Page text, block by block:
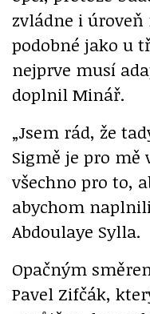
zvládne i úroveň
podobné jako u
nejprve musí
doplnil Minář.
„Jsem rád, že
Sigmě je pro mě
všechno pro to,
abychom
Abdoulaye Sylla.
Opačným
Pavel Zifčák,